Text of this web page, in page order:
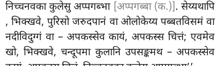
निच्चनवका कुलेसु अप्पगब्भा [अप्पगब्बा (क.)]. सेय्यथापि
, भिक्खवे, पुरिसो जरुदपानं वा ओलोकेय्य पब्बतविसमं वा
नदीविदुग्गं वा – अपकस्सेव कायं, अपकस्स चित्तं; एवमेव
खो, भिक्खवे, चन्दूपमा कुलानि उपसङ्कमथ – अपकस्सेव